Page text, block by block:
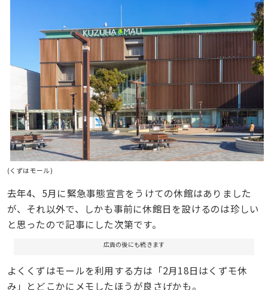
(くずはモール)
去年4、5月に緊急事態宣言をうけての休館はありました
が、それ以外で、しかも事前に休館日を設けるのは珍しい
と思ったので記事にした次第です。
広告の後にも続きます
よくくずはモールを利用する方は「2月18日はくずモ休
み」とどこかにメモしたほうが良さげかも。